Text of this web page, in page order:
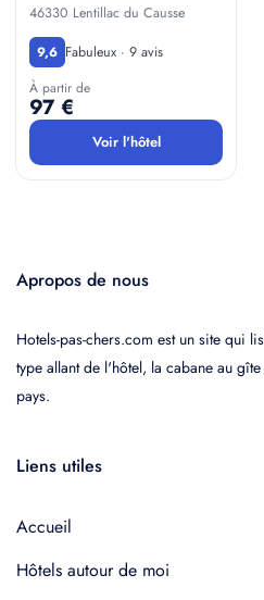
46330 Lentillac du Causse
9,6 Fabuleux · 9 avis
À partir de
97 €
Voir l'hôtel
Apropos de nous
Hotels-pas-chers.com est un site qui
type allant de l'hôtel, la cabane au
pays.
Liens utiles
Accueil
Hôtels autour de moi